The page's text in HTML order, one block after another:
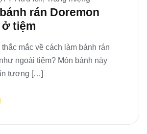
rán Doremon
tiệm
mắc về cách làm bánh rán
ngoài tiệm? Món bánh này
tượng […]